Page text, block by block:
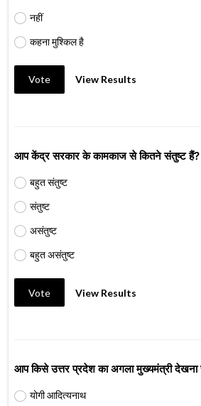
नहीं
कहना मुश्किल है
Vote View Results
आप केंद्र सरकार के कामकाज से कितने संतुष्ट हैं?
बहुत संतुष्ट
संतुष्ट
असंतुष्ट
बहुत असंतुष्ट
Vote View Results
आप किसे उत्तर प्रदेश का अगला मुख्यमंत्री देखना
योगी आदित्यनाथ